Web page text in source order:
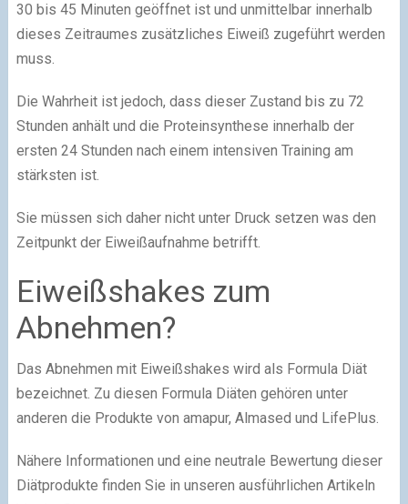
30 bis 45 Minuten geöffnet ist und unmittelbar innerhalb
dieses Zeitraumes zusätzliches Eiweiß zugeführt werden
muss.
Die Wahrheit ist jedoch, dass dieser Zustand bis zu 72
Stunden anhält und die Proteinsynthese innerhalb der
ersten 24 Stunden nach einem intensiven Training am
stärksten ist.
Sie müssen sich daher nicht unter Druck setzen was den
Zeitpunkt der Eiweißaufnahme betrifft.
Eiweißshakes zum
Abnehmen?
Das Abnehmen mit Eiweißshakes wird als Formula Diät
bezeichnet. Zu diesen Formula Diäten gehören unter
anderen die Produkte von amapur, Almased und LifePlus.
Nähere Informationen und eine neutrale Bewertung dieser
Diätprodukte finden Sie in unseren ausführlichen Artikeln